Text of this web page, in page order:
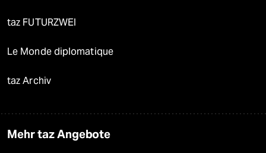
taz FUTURZWEI
Le Monde diplomatique
taz Archiv
Mehr taz Angebote